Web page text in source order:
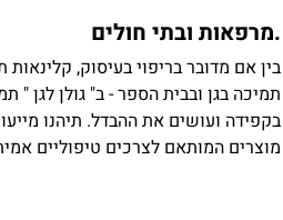
ובתי חולים
אם מדובר בריפוי בעיסוק, קלינאות
בגן ובבית הספר - ב" גולן לגן "
ועושים את ההבדל. תיהנו
המותאם לצרכים טיפוליים